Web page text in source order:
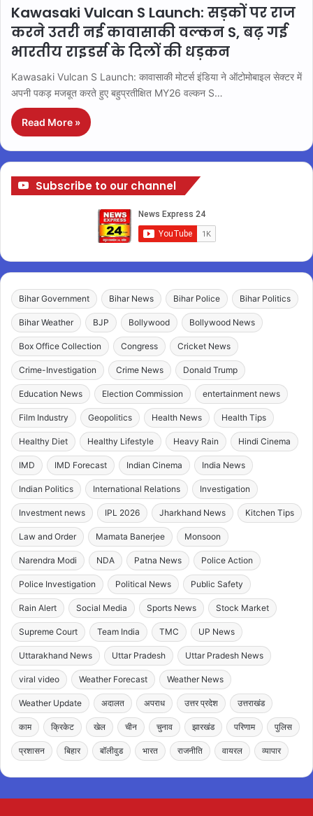
Kawasaki Vulcan S Launch: सड़कों पर राज
करने उतरी नई कावासाकी वल्कन S, बढ़ गई
भारतीय राइडर्स के दिलों की धड़कन
Kawasaki Vulcan S Launch: कावासाकी मोटर्स इंडिया ने ऑटोमोबाइल सेक्टर में
अपनी पकड़ मजबूत करते हुए बहुप्रतीक्षित MY26 वल्कन S…
Read More »
Subscribe to our channel
Bihar Government Bihar News Bihar Police Bihar Politics
Bihar Weather BJP Bollywood Bollywood News
Box Office Collection Congress Cricket News
Crime-Investigation Crime News Donald Trump
Education News Election Commission entertainment news
Film Industry Geopolitics Health News Health Tips
Healthy Diet Healthy Lifestyle Heavy Rain Hindi Cinema
IMD IMD Forecast Indian Cinema India News
Indian Politics International Relations Investigation
Investment news IPL 2026 Jharkhand News Kitchen Tips
Law and Order Mamata Banerjee Monsoon
Narendra Modi NDA Patna News Police Action
Police Investigation Political News Public Safety
Rain Alert Social Media Sports News Stock Market
Supreme Court Team India TMC UP News
Uttarakhand News Uttar Pradesh Uttar Pradesh News
viral video Weather Forecast Weather News
Weather Update अदालत अपराध उत्तर प्रदेश उत्तराखंड
काम क्रिकेट खेल चीन चुनाव झारखंड परिणाम पुलिस
प्रशासन बिहार बॉलीवुड भारत राजनीति वायरल व्यापार